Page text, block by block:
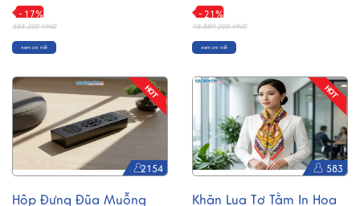
- 17%
583.200 VNĐ
Xem chi tiết
- 21%
18.889.200 VNĐ
Xem chi tiết
2154
Hộp Đựng Đũa Muỗng
583
Khăn Lụa Tơ Tằm In Họa